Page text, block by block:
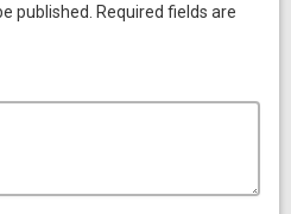
published. Required fields are